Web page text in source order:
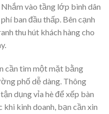
vào tầng lớp bình dân
ban đầu thấp. Bên cạnh
thu hút khách hàng cho
cần tìm một mặt bằng
phố dễ dàng. Thông
dụng vỉa hè để xếp bàn
kinh doanh, bạn cần xin